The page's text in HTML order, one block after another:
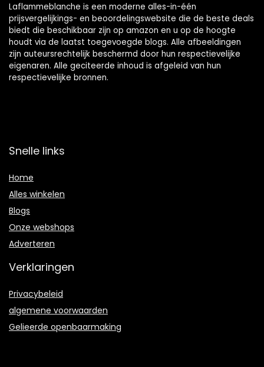
Laflammeblanche is een moderne alles-in-één
prijsvergelijkings- en beoordelingswebsite die de beste deals
biedt die beschikbaar zijn op amazon en u op de hoogte
houdt via de laatst toegevoegde blogs. Alle afbeeldingen
zijn auteursrechtelijk beschermd door hun respectievelijke
eigenaren. Alle geciteerde inhoud is afgeleid van hun
respectievelijke bronnen.
Snelle links
Home
Alles winkelen
Blogs
Onze webshops
Adverteren
Verklaringen
Privacybeleid
algemene voorwaarden
Gelieerde openbaarmaking